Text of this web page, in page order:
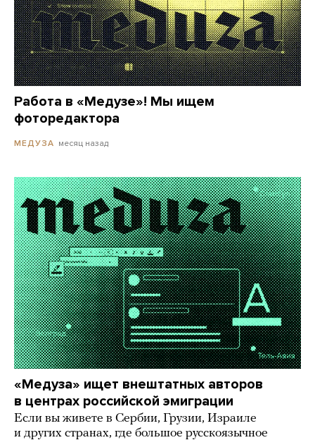
Работа в «Медузе»! Мы ищем
фоторедактора
МЕДУЗА месяц назад
«Медуза» ищет внештатных авторов
в центрах российской эмиграции
Если вы живете в Сербии, Грузии, Израиле
и других странах, где большое русскоязычное